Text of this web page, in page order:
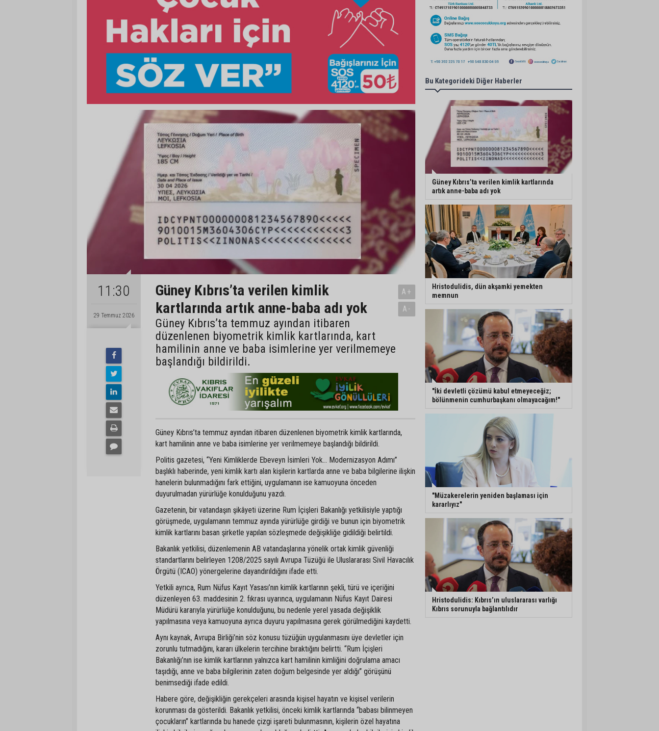
11:30
29 Temmuz 2026
Güney Kıbrıs’ta verilen kimlik
kartlarında artık anne-baba adı yok
Güney Kıbrıs’ta temmuz ayından itibaren
düzenlenen biyometrik kimlik kartlarında, kart
hamilinin anne ve baba isimlerine yer verilmemeye
başlandığı bildirildi.
A+
A-
Güney Kıbrıs’ta temmuz ayından itibaren düzenlenen biyometrik kimlik kartlarında,
kart hamilinin anne ve baba isimlerine yer verilmemeye başlandığı bildirildi.
Politis gazetesi, “Yeni Kimliklerde Ebeveyn İsimleri Yok… Modernizasyon Adımı”
başlıklı haberinde, yeni kimlik kartı alan kişilerin kartlarda anne ve baba bilgilerine ilişkin
hanelerin bulunmadığını fark ettiğini, uygulamanın ise kamuoyuna önceden
duyurulmadan yürürlüğe konulduğunu yazdı.
Gazetenin, bir vatandaşın şikâyeti üzerine Rum İçişleri Bakanlığı yetkilisiyle yaptığı
görüşmede, uygulamanın temmuz ayında yürürlüğe girdiği ve bunun için biyometrik
kimlik kartlarını basan şirketle yapılan sözleşmede değişikliğe gidildiği belirtildi.
Bakanlık yetkilisi, düzenlemenin AB vatandaşlarına yönelik ortak kimlik güvenliği
standartlarını belirleyen 1208/2025 sayılı Avrupa Tüzüğü ile Uluslararası Sivil Havacılık
Örgütü (ICAO) yönergelerine dayandırıldığını ifade etti.
Yetkili ayrıca, Rum Nüfus Kayıt Yasası’nın kimlik kartlarının şekli, türü ve içeriğini
düzenleyen 63. maddesinin 2. fıkrası uyarınca, uygulamanın Nüfus Kayıt Dairesi
Müdürü kararıyla yürürlüğe konulduğunu, bu nedenle yerel yasada değişiklik
yapılmasına veya kamuoyuna ayrıca duyuru yapılmasına gerek görülmediğini kaydetti.
Aynı kaynak, Avrupa Birliği’nin söz konusu tüzüğün uygulanmasını üye devletler için
zorunlu tutmadığını, kararı ülkelerin tercihine bıraktığını belirtti. “Rum İçişleri
Bakanlığı’nın ise kimlik kartlarının yalnızca kart hamilinin kimliğini doğrulama amacı
taşıdığı, anne ve baba bilgilerinin zaten doğum belgesinde yer aldığı” görüşünü
benimsediği ifade edildi.
Habere göre, değişikliğin gerekçeleri arasında kişisel hayatın ve kişisel verilerin
korunması da gösterildi. Bakanlık yetkilisi, önceki kimlik kartlarında “babası bilinmeyen
çocukların” kartlarında bu hanede çizgi işareti bulunmasının, kişilerin özel hayatına
Bu Kategorideki Diğer Haberler
Güney Kıbrıs’ta verilen kimlik kartlarında
artık anne-baba adı yok
Hristodulidis, dün akşamki yemekten
memnun
"İki devletli çözümü kabul etmeyeceğiz;
bölünmenin cumhurbaşkanı olmayacağım!"
"Müzakerelerin yeniden başlaması için
kararlıyız"
Hristodulidis: Kıbrıs’ın uluslararası varlığı
Kıbrıs sorunuyla bağlantılıdır